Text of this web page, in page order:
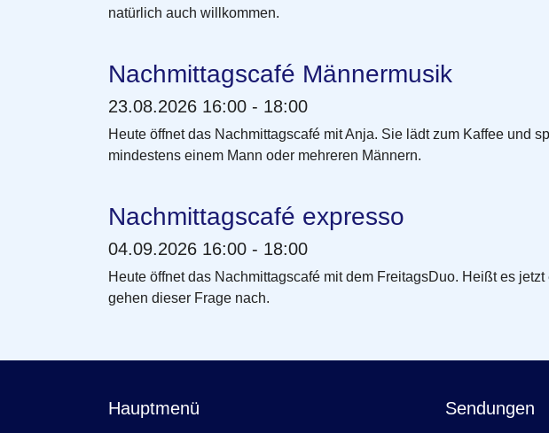
natürlich auch willkommen.
Nachmittagscafé Männermusik
23.08.2026 16:00 - 18:00
Heute öffnet das Nachmittagscafé mit Anja. Sie lädt zum Kaffee und
mindestens einem Mann oder mehreren Männern.
Nachmittagscafé expresso
04.09.2026 16:00 - 18:00
Heute öffnet das Nachmittagscafé mit dem FreitagsDuo. Heißt es
gehen dieser Frage nach.
Hauptmenü Sendungen